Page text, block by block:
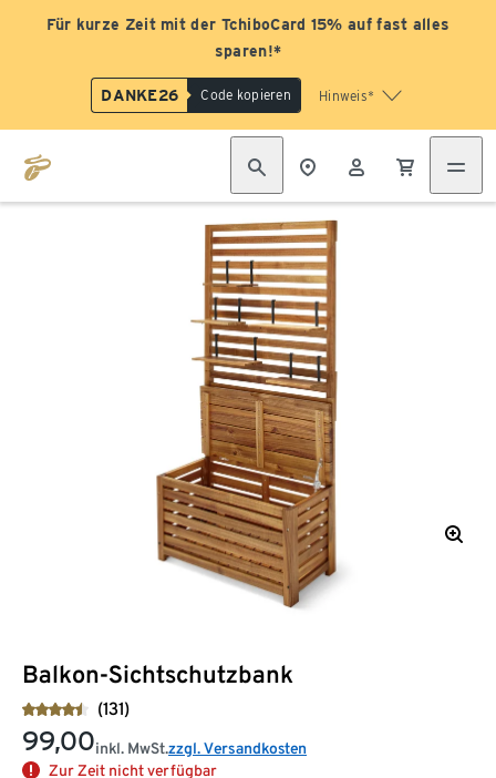
Für kurze Zeit mit der TchiboCard 15% auf fast alles
sparen!*
DANKE26 Code kopieren Hinweis*
Balkon-Sichtschutzbank
(131)
99,00inkl. MwSt.zzgl. Versandkosten
Zur Zeit nicht verfügbar